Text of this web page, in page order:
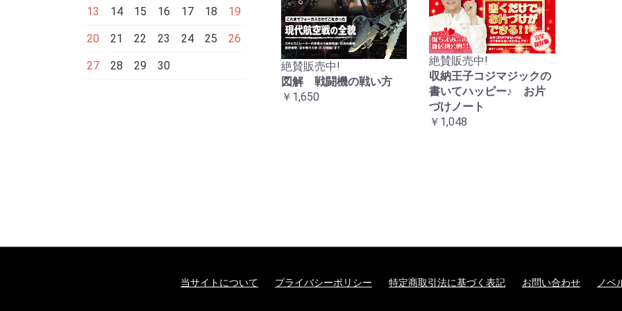
13 14 15 16 17 18 19
20 21 22 23 24 25 26
27 28 29 30
絶賛販売中!
図解 戦闘機の戦い方
￥1,650
絶賛販売中!
収納王子コジマジックの
書いてハッピー♪ お片
づけノート
￥1,048
当サイトについて プライバシーポリシー 特定商取引法に基づく表記 お問い合わせ ノベ